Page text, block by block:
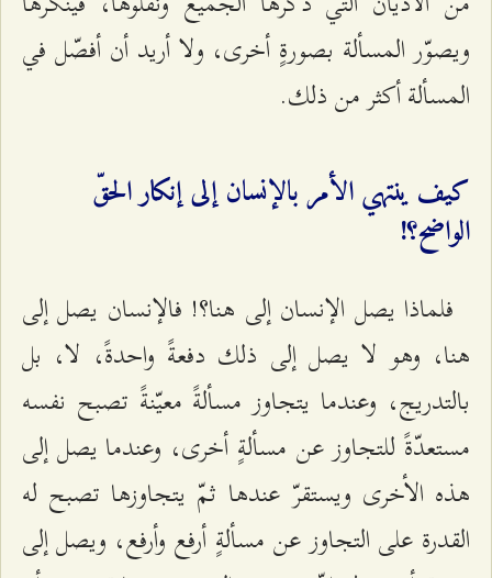
ويصوّر المسألة بصورةٍ أخرى، ولا أريد أن أفصّل في
المسألة أكثر من ذلك.
كيف ينتهي الأمر بالإنسان إلى إنكار الحقّ
الواضح؟!
فلماذا يصل الإنسان إلى هنا؟! فالإنسان يصل إلى
هنا، وهو لا يصل إلى ذلك دفعةً واحدةً، لا، بل
بالتدريج، وعندما يتجاوز مسألةً معيّنةً تصبح نفسه
مستعدّةً للتجاوز عن مسألةٍ أخرى، وعندما يصل إلى
هذه الأخرى ويستقرّ عندها ثمّ يتجاوزها تصبح له
القدرة على التجاوز عن مسألةٍ أرفع وأرفع، ويصل إلى